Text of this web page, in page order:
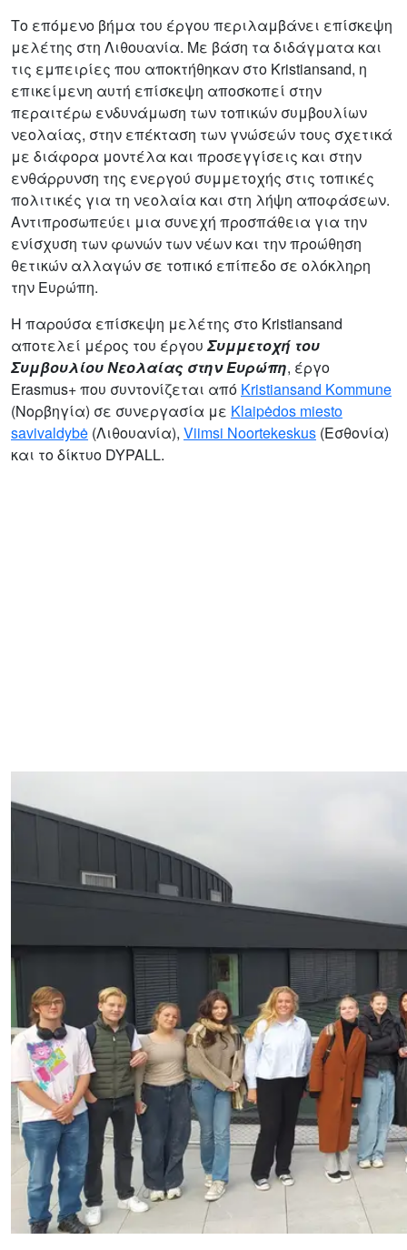
Το επόμενο βήμα του έργου περιλαμβάνει επίσκεψη
μελέτης στη Λιθουανία. Με βάση τα διδάγματα και
τις εμπειρίες που αποκτήθηκαν στο Kristiansand, η
επικείμενη αυτή επίσκεψη αποσκοπεί στην
περαιτέρω ενδυνάμωση των τοπικών συμβουλίων
νεολαίας, στην επέκταση των γνώσεών τους σχετικά
με διάφορα μοντέλα και προσεγγίσεις και στην
ενθάρρυνση της ενεργού συμμετοχής στις τοπικές
πολιτικές για τη νεολαία και στη λήψη αποφάσεων.
Αντιπροσωπεύει μια συνεχή προσπάθεια για την
ενίσχυση των φωνών των νέων και την προώθηση
θετικών αλλαγών σε τοπικό επίπεδο σε ολόκληρη
την Ευρώπη.
Η παρούσα επίσκεψη μελέτης στο Kristiansand
αποτελεί μέρος του έργου Συμμετοχή του
Συμβουλίου Νεολαίας στην Ευρώπη, έργο
Erasmus+ που συντονίζεται από Kristiansand Kommune
(Νορβηγία) σε συνεργασία με Klaipėdos miesto
savivaldybė (Λιθουανία), Viimsi Noortekeskus (Εσθονία)
και το δίκτυο DYPALL.